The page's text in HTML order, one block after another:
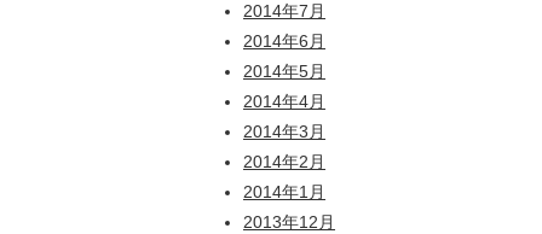
2014年7月
2014年6月
2014年5月
2014年4月
2014年3月
2014年2月
2014年1月
2013年12月